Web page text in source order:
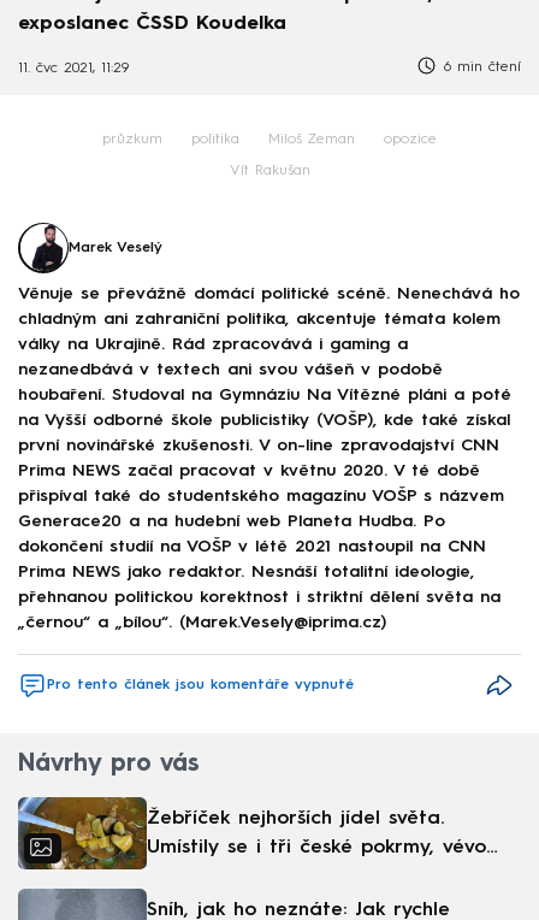
exposlanec ČSSD Koudelka
11. čvc 2021, 11:29 6 min čtení
průzkum politika Miloš Zeman opozice
Vít Rakušan
Marek Veselý
Věnuje se převážně domácí politické scéně. Nenechává ho
chladným ani zahraniční politika, akcentuje témata kolem
války na Ukrajině. Rád zpracovává i gaming a
nezanedbává v textech ani svou vášeň v podobě
houbaření. Studoval na Gymnáziu Na Vítězné pláni a poté
na Vyšší odborné škole publicistiky (VOŠP), kde také získal
první novinářské zkušenosti. V on-line zpravodajství CNN
Prima NEWS začal pracovat v květnu 2020. V té době
přispíval také do studentského magazínu VOŠP s názvem
Generace20 a na hudební web Planeta Hudba. Po
dokončení studií na VOŠP v létě 2021 nastoupil na CNN
Prima NEWS jako redaktor. Nesnáší totalitní ideologie,
přehnanou politickou korektnost i striktní dělení světa na
„černou“ a „bílou“. (Marek.Vesely@iprima.cz)
Pro tento článek jsou komentáře vypnuté
Návrhy pro vás
Žebříček nejhorších jídel světa.
Umístily se i tři české pokrmy, vévodí
Sníh, jak ho neznáte: Jak rychle